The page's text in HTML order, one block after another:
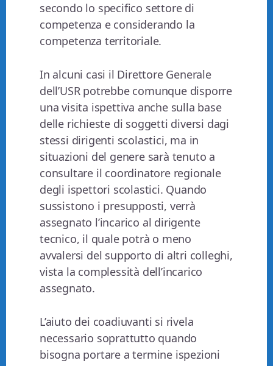
secondo lo specifico settore di
competenza e considerando la
competenza territoriale.
In alcuni casi il Direttore Generale
dell’USR potrebbe comunque disporre
una visita ispettiva anche sulla base
delle richieste di soggetti diversi dagi
stessi dirigenti scolastici, ma in
situazioni del genere sarà tenuto a
consultare il coordinatore regionale
degli ispettori scolastici. Quando
sussistono i presupposti, verrà
assegnato l’incarico al dirigente
tecnico, il quale potrà o meno
avvalersi del supporto di altri colleghi,
vista la complessità dell’incarico
assegnato.
L’aiuto dei coadiuvanti si rivela
necessario soprattutto quando
bisogna portare a termine ispezioni